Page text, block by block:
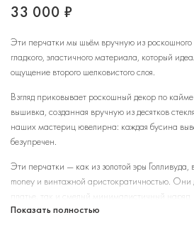
33 000 ₽
Эти перчатки мы шьём вручную из роскошного
гладкого, эластичного материала, который
ощущение второго шелковистого слоя.
Взгляд приковывает роскошный декор по
вышивка, созданная вручную из десятков
наших мастериц ювелирна: каждая бусина
безупречен.
Эти перчатки — как из золотой эры Голливуда,
money и винтажной аристократичностью. Они
платье, так и смелый минималистичный наряд.
Показать полностью